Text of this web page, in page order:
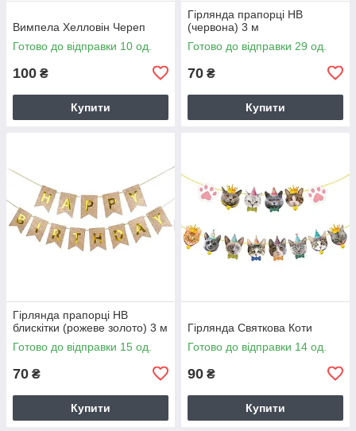
Вимпела Хелловін Череп
Готово до відправки 10 од.
100 ₴
Купити
Гірлянда прапорці HB
(червона) 3 м
Готово до відправки 29 од.
70 ₴
Купити
Гірлянда прапорці HB
блискітки (рожеве золото) 3 м
Готово до відправки 15 од.
70 ₴
Купити
Гірлянда Святкова Коти
Готово до відправки 14 од.
90 ₴
Купити